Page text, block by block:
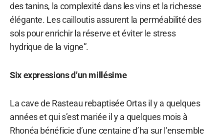
des tanins, la complexité dans les vins et la richesse
élégante. Les cailloutis assurent la perméabilité des
sols pour enrichir la réserve et éviter le stress
hydrique de la vigne”.
Six expressions d’un millésime
La cave de Rasteau rebaptisée Ortas il y a quelques
années et qui s’est mariée il y a quelques mois à
Rhonéa bénéficie d’une centaine d’ha sur l’ensemble